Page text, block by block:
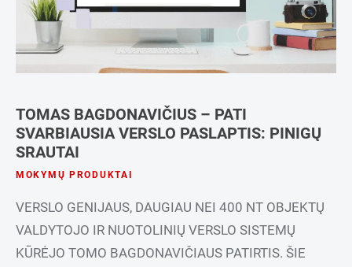
TOMAS BAGDONAVIČIUS – PATI
SVARBIAUSIA VERSLO PASLAPTIS: PINIGŲ
SRAUTAI
MOKYMŲ PRODUKTAI
VERSLO GENIJAUS, DAUGIAU NEI 400 NT OBJEKTŲ
VALDYTOJO IR NUOTOLINIŲ VERSLO SISTEMŲ
KŪRĖJO TOMO BAGDONAVIČIAUS PATIRTIS. ŠIE